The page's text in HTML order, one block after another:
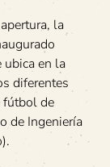
la
ubica en la
diferentes
fútbol de
de Ingeniería